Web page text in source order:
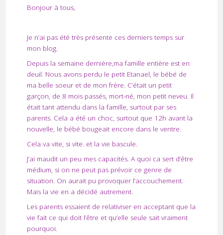
Bonjour à tous,
Je n’ai pas été très présente ces derniers temps sur
mon blog.
Depuis la semaine dernière,ma famille entière est en
deuil. Nous avons perdu le petit Etanael, le bébé de
ma belle soeur et de mon frère. C’était un petit
garçon, de 8 mois passés, mort-né, mon petit neveu. Il
était tant attendu dans la famille, surtout par ses
parents. Cela a été un choc, surtout que 12h avant la
nouvelle, le bébé bougeait encore dans le ventre.
Cela va vite, si vite. et la vie bascule.
J’ai maudit un peu mes capacités. A quoi ca sert d’être
médium, si on ne peut pas prévoir ce genre de
situation. On aurait pu provoquer l’accouchement.
Mais la vie en a décidé autrement.
Les parents essaient de relativiser en acceptant que la
vie fait ce qui doit l’être et qu’elle seule sait vraiment
pourquoi.